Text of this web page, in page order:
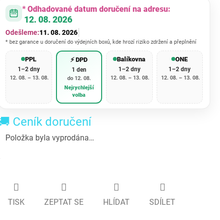
* Odhadované datum doručení na adresu:
12. 08. 2026
Odešleme:11. 08. 2026
* bez garance u doručení do výdejních boxů, kde hrozí riziko zdržení a přeplnění
PPL
1–2 dny
12. 08. – 13. 08.
⚡ DPD
1 den
do 12. 08.
Nejrychlejší
volba
Balíkovna
1–2 dny
12. 08. – 13. 08.
ONE
1–2 dny
12. 08. – 13. 08.
Ceník doručení
Položka byla vyprodána…
TISK ZEPTAT SE HLÍDAT SDÍLET